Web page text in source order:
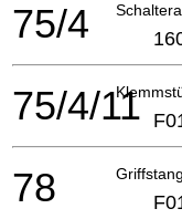
75/4
75/4/11
78